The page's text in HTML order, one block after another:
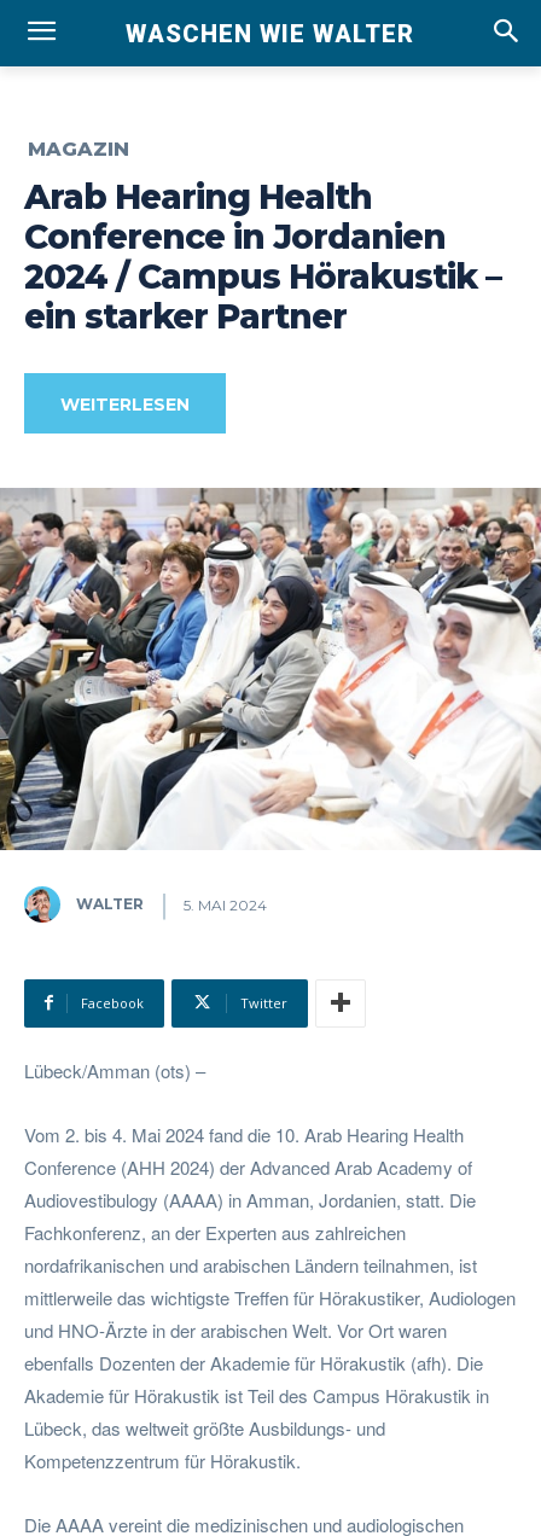
WASCHEN WIE WALTER
MAGAZIN
Arab Hearing Health
Conference in Jordanien
2024 / Campus Hörakustik –
ein starker Partner
WEITERLESEN
WALTER 5. MAI 2024
Facebook Twitter
Lübeck/Amman (ots) –
Vom 2. bis 4. Mai 2024 fand die 10. Arab Hearing Health
Conference (AHH 2024) der Advanced Arab Academy of
Audiovestibulogy (AAAA) in Amman, Jordanien, statt. Die
Fachkonferenz, an der Experten aus zahlreichen
nordafrikanischen und arabischen Ländern teilnahmen, ist
mittlerweile das wichtigste Treffen für Hörakustiker, Audiologen
und HNO-Ärzte in der arabischen Welt. Vor Ort waren
ebenfalls Dozenten der Akademie für Hörakustik (afh). Die
Akademie für Hörakustik ist Teil des Campus Hörakustik in
Lübeck, das weltweit größte Ausbildungs- und
Kompetenzzentrum für Hörakustik.
Die AAAA vereint die medizinischen und audiologischen